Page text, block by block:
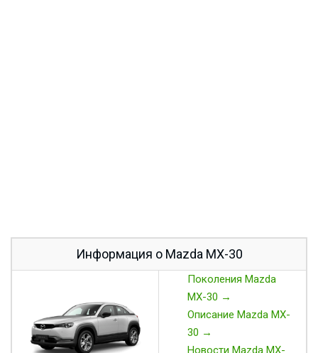
Информация о Mazda MX-30
Поколения Mazda
MX-30 →
Описание Mazda MX-
30 →
Новости Mazda MX-